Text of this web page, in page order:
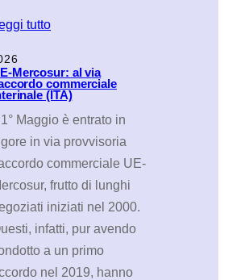
tutto
Mercosur: al via
commerciale
(ITA)
Maggio è entrato in
in via provvisoria
commerciale UE-
frutto di lunghi
iniziati nel 2000.
infatti, pur avendo
a un primo
nel 2019, hanno